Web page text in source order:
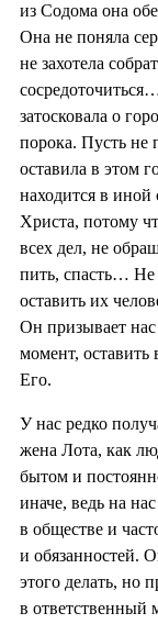
из Содома она
Она не поняла
не захотела
затосковала о
порока. Пусть не
оставила в этом
находится в
Христа, потому
всех дел, не
пить, спасть… Не
оставить их
Он призывает
момент,
Его.
У нас редко
жена Лота, как
бытом и
иначе, ведь на
в обществе и
и обязанностей.
этого делать, но
в ответственный